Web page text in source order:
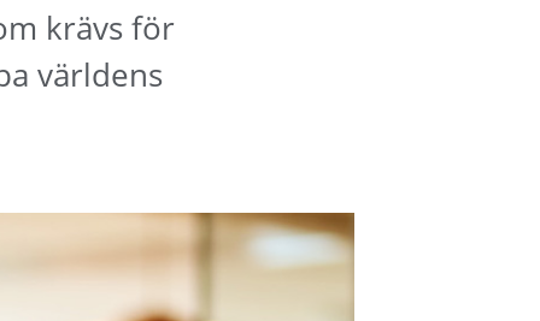
krävs för
världens